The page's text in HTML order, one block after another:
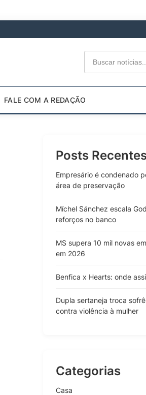
FALE COM A REDAÇÃO
Posts
Empresário é condenado
área de preservação
Míchel Sánchez escala
reforços no banco
MS supera 10 mil novas
em 2026
Benfica x Hearts: onde
Dupla sertaneja troca
contra violência à mulher
Categorias
Casa